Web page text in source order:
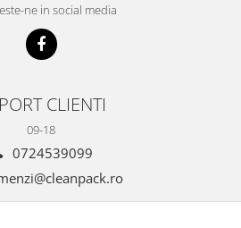
ne in social media
CLIENTI
09-18
0724539099